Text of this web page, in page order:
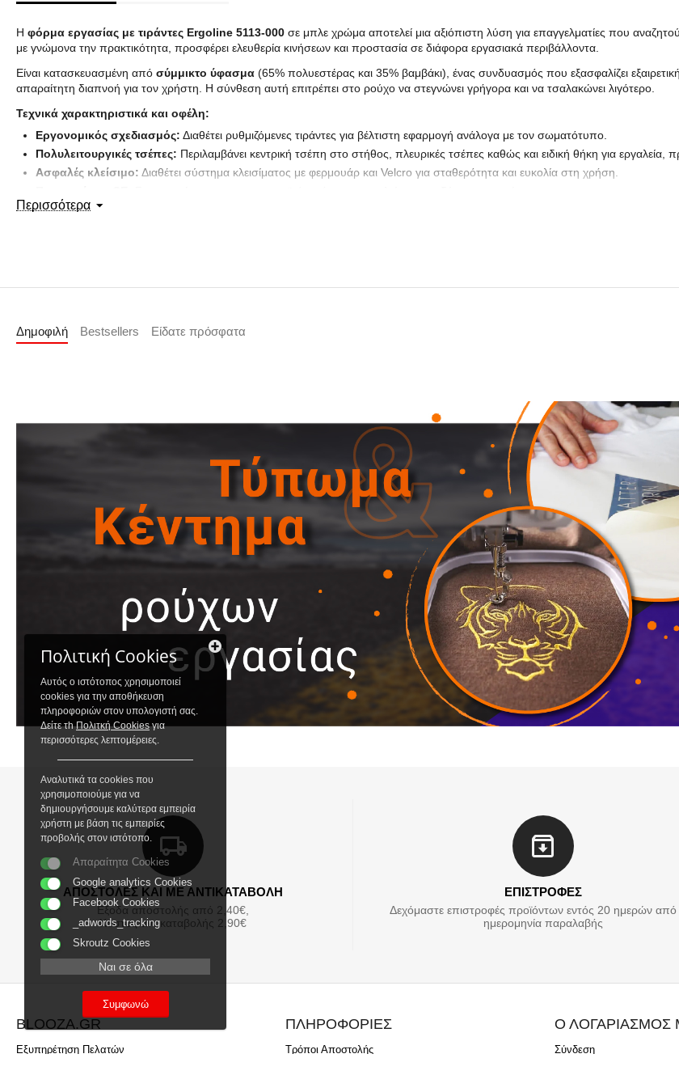
Η φόρμα εργασίας με τιράντες Ergoline 5113-000 σε μπλε χρώμα αποτελεί μια αξιόπιστη λύση για επαγγελματίες που
με γνώμονα την πρακτικότητα, προσφέρει ελευθερία κινήσεων και προστασία σε διάφορα εργασιακά περιβάλλοντα.
Είναι κατασκευασμένη από σύμμικτο ύφασμα (65% πολυεστέρας και 35% βαμβάκι), ένας συνδυασμός που εξασφαλίζει
απαραίτητη διαπνοή για τον χρήστη. Η σύνθεση αυτή επιτρέπει στο ρούχο να στεγνώνει γρήγορα και να τσαλακώνει λιγότερο.
Τεχνικά χαρακτηριστικά και οφέλη:
Εργονομικός σχεδιασμός: Διαθέτει ρυθμιζόμενες τιράντες για βέλτιστη εφαρμογή ανάλογα με τον σωματότυπο.
Πολυλειτουργικές τσέπες: Περιλαμβάνει κεντρική τσέπη στο στήθος, πλευρικές τσέπες καθώς και ειδική θήκη για
Ασφαλές κλείσιμο: Διαθέτει σύστημα κλεισίματος με φερμουάρ και Velcro για σταθερότητα και ευκολία στη χρήση.
Ιδανική για τεχνικές εργασίες, οικοδομικές δραστηριότητες, συνεργεία και βιομηχανική χρήση, η φόρμα Ergoline συνδυάζει την
Περισσότερα
Δημοφιλή Bestsellers Είδατε πρόσφατα
ΑΠΟΣΤΟΛΕΣ ΚΑΙ ΜΕ ΑΝΤΙΚΑΤΑΒΟΛΗ
Εξοδα αποστολής από 2,40€,
Κόστος αντικαταβολής 2,90€
ΕΠΙΣΤΡΟΦΕΣ
Δεχόμαστε επιστροφές προϊόντων εντός 20 ημερών από
ημερομηνία παραλαβής
BLOOZA.GR
Εξυπηρέτηση Πελατών
ΠΛΗΡΟΦΟΡΙΕΣ
Τρόποι Αποστολής
Ο ΛΟΓΑΡΙΑΣΜΟΣ
Σύνδεση
Πολιτική Cookies
Αυτός ο ιστότοπος χρησιμοποιεί
cookies για την αποθήκευση
πληροφοριών στον υπολογιστή σας.
Δείτε τhΠολιτκή Cookiesγια
περισσότερες λεπτομέρειες.
Αναλυτικά τα cookies που
χρησιμοποιούμε για να
δημιουργήσουμε καλύτερα εμπειρία
χρήστη με βάση τις εμπειρίες
προβολής στον ιστότοπο.
Απαραίτητα Cookies
Google analytics Cookies
Facebook Cookies
_adwords_tracking
Skroutz Cookies
Ναι σε όλα
Συμφωνώ